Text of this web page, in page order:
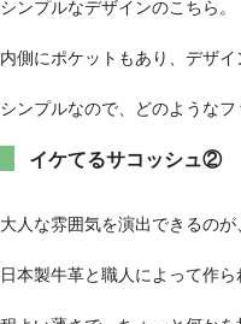
シンプルなデザインのこちら。
内側にポケットもあり、デザイ
シンプルなので、どのような
イケてるサコッシュ②
大人な雰囲気を演出できるのが
日本製牛革と職人によって作ら